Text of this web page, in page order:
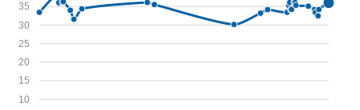
10
15
20
25
30
35